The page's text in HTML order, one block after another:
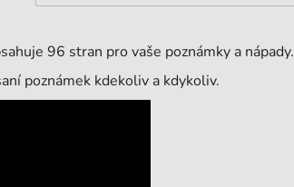
96 stran pro vaše poznámky a nápady.
poznámek kdekoliv a kdykoliv.